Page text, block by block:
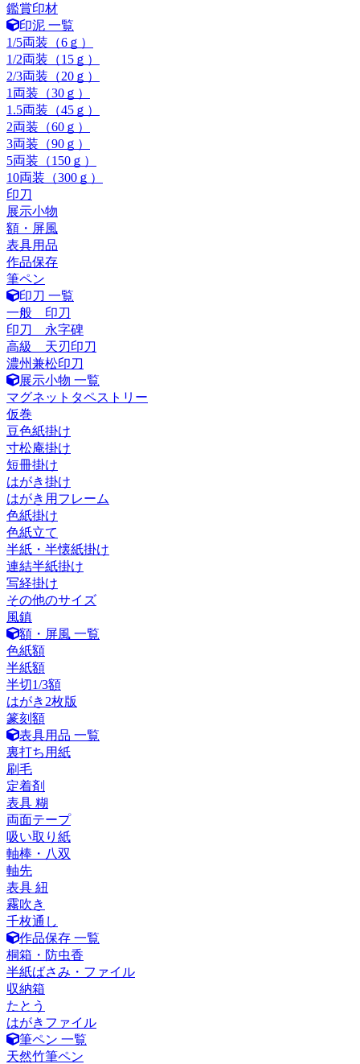
鑑賞印材
印泥 一覧
1/5両装（6ｇ）
1/2両装（15ｇ）
2/3両装（20ｇ）
1両装（30ｇ）
1.5両装（45ｇ）
2両装（60ｇ）
3両装（90ｇ）
5両装（150ｇ）
10両装（300ｇ）
印刀
展示小物
額・屏風
表具用品
作品保存
筆ペン
印刀 一覧
一般 印刀
印刀 永字碑
高級 天刃印刀
濃州兼松印刀
展示小物 一覧
マグネットタペストリー
仮巻
豆色紙掛け
寸松庵掛け
短冊掛け
はがき掛け
はがき用フレーム
色紙掛け
色紙立て
半紙・半懐紙掛け
連結半紙掛け
写経掛け
その他のサイズ
風鎮
額・屏風 一覧
色紙額
半紙額
半切1/3額
はがき2枚版
篆刻額
表具用品 一覧
裏打ち用紙
刷毛
定着剤
表具 糊
両面テープ
吸い取り紙
軸棒・八双
軸先
表具 紐
霧吹き
千枚通し
作品保存 一覧
桐箱・防虫香
半紙ばさみ・ファイル
収納箱
たとう
はがきファイル
筆ペン 一覧
天然竹筆ペン